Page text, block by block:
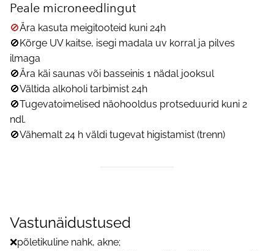
Peale microneedlingut
🚫Ära kasuta meigitooteid kuni 24h
🚫Kõrge UV kaitse, isegi madala uv korral ja pilves
ilmaga
🚫Ära käi saunas või basseinis 1 nädal jooksul
🚫Vältida alkoholi tarbimist 24h
🚫Tugevatoimelised näohooldus protseduurid kuni 2
ndl.
🚫Vähemalt 24 h väldi tugevat higistamist (trenn)
Vastunäidustused
❌põletikuline nahk, akne;